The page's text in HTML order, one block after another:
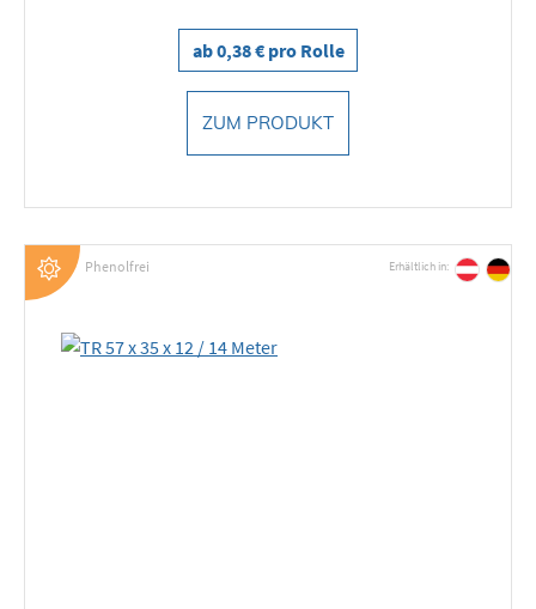
ab 0,38 € pro Rolle
ZUM PRODUKT
Phenolfrei Erhältlich in: